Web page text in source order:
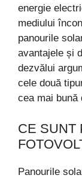
energie
mediului
panourile
avantajele și
dezvălui
cele două
cea mai bună
CE SUNT
Panourile